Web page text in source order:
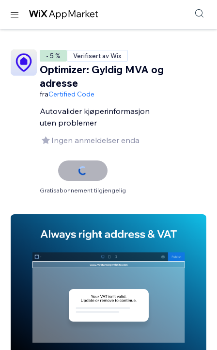
- 5 % Verifisert av Wix
Optimizer: Gyldig MVA og
adresse
fraCertified Code
Autovalider kjøperinformasjon
uten problemer
Ingen anmeldelser enda
Gratisabonnement tilgjengelig